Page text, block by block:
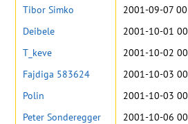
Tibor Simko
2001-09-07
Deibele
2001-10-01
T_keve
2001-10-02
Fajdiga 583624
2001-10-03
Polin
2001-10-03
Peter Sonderegger
2001-10-06